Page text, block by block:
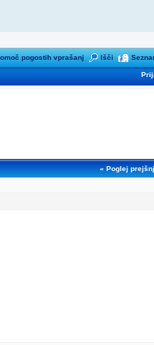
pogostih vprašanj Išči
« Poglej